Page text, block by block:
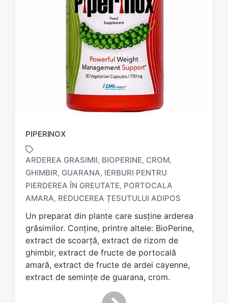
PIPERINOX
a
g
g
d
w
i
t
h
ARDEREA GRASIMII, BIOPERINE, CROM,
GHIMBIR, GUARANA, IERBURI PENTRU
PIERDEREA ÎN GREUTATE, PORTOCALA
AMARA, REDUCEREA ȚESUTULUI ADIPOS
Un preparat din plante care susține arderea
grăsimilor. Conține, printre altele: BioPerine,
extract de scoarță, extract de rizom de
ghimbir, extract de fructe de portocală
amară, extract de fructe de ardei cayenne,
extract de semințe de guarana, crom.